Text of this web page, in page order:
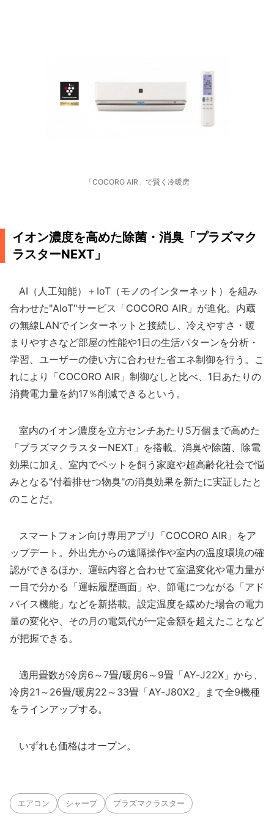
「COCORO AIR」で賢く冷暖房
イオン濃度を高めた除菌・消臭「プラズマク
ラスターNEXT」
AI（人工知能）＋IoT（モノのインターネット）を組み
合わせた"AIoT"サービス「COCORO AIR」が進化。内蔵
の無線LANでインターネットと接続し、冷えやすさ・暖
まりやすさなど部屋の性能や1日の生活パターンを分析・
学習、ユーザーの使い方に合わせた省エネ制御を行う。こ
れにより「COCORO AIR」制御なしと比べ、1日あたりの
消費電力量を約17％削減できるという。
室内のイオン濃度を立方センチあたり5万個まで高めた
「プラズマクラスターNEXT」を搭載。消臭や除菌、除電
効果に加え、室内でペットを飼う家庭や超高齢化社会で悩
みとなる"付着排せつ物臭"の消臭効果を新たに実証したと
のことだ。
スマートフォン向け専用アプリ「COCORO AIR」をア
ップデート。外出先からの遠隔操作や室内の温度環境の確
認ができるほか、運転内容と合わせて室温変化や電力量が
一目で分かる「運転履歴画面」や、節電につながる「アド
バイス機能」などを新搭載。設定温度を緩めた場合の電力
量の変化や、その月の電気代が一定金額を超えたことなど
が把握できる。
適用畳数が冷房6～7畳/暖房6～9畳「AY-J22X」から、
冷房21～26畳/暖房22～33畳「AY-J80X2」まで全9機種
をラインアップする。
いずれも価格はオープン。
エアコン シャープ プラズマクラスター